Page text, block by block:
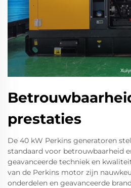
prestaties
De 40 kW Perkins generatoren
standaard voor betrouwbaarheid
geavanceerde techniek en
van de Perkins motor zijn
onderdelen en geavanceerde